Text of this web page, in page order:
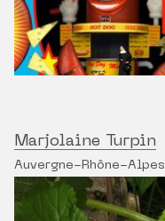
Marjolaine Turpin
Auvergne-Rhône-Alpes